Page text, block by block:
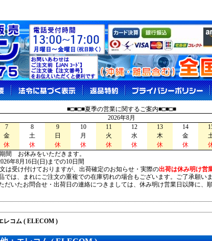
■□■□■夏季の営業に関するご案内■□■□■
2026年8月
7 8 9 10 11 12 13 14
金 土 日 月 火 水 木 金
休 休 休 休 休 休 休 休
間 お休みをいただきます。
年8月16日(日)までの10日間
は受け付けておりますが、出荷確定のお知らせ・実際の出荷は休み明け営
は、まれにご注文の重複での在庫切れの場合もございます。ご了承願いま
いたお問合せ・出荷日の連絡につきましては、休み明け営業日以降に、
レコム ( ELECOM )